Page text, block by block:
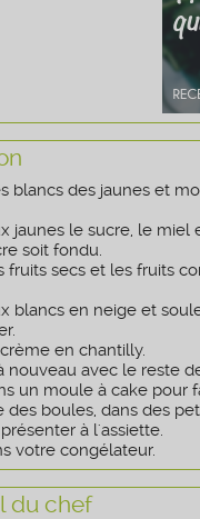
blancs des jaunes et
jaunes le sucre, le miel
soit fondu.
fruits secs et les fruits
blancs en neige et
en chantilly.
nouveau avec le reste
un moule à cake pour
des boules, dans des
à l'assiette.
votre congélateur.
du chef